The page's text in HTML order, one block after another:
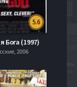
5.6
Бога (1997)
2006